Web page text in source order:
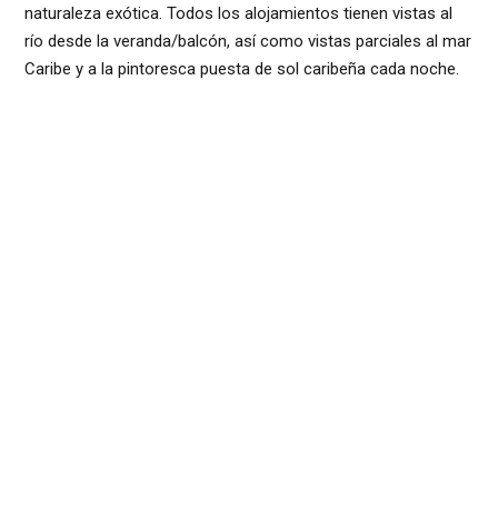
naturaleza exótica. Todos los alojamientos tienen vistas al
río desde la veranda/balcón, así como vistas parciales al mar
Caribe y a la pintoresca puesta de sol caribeña cada noche.